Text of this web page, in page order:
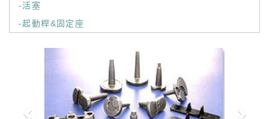
-活塞
-起動桿&固定座